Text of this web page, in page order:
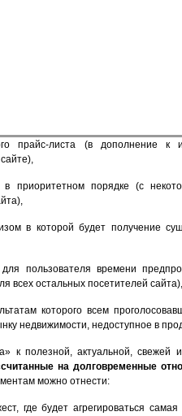
прайс-листа (в дополнение к
приоритетном порядке (с
в которой будет получение
пользователя времени
всех остальных посетителей сайта),
которого всем
недвижимости, недоступное в
к полезной, актуальной, свежей
на долговременные
можно отнести:
где будет агрегироваться